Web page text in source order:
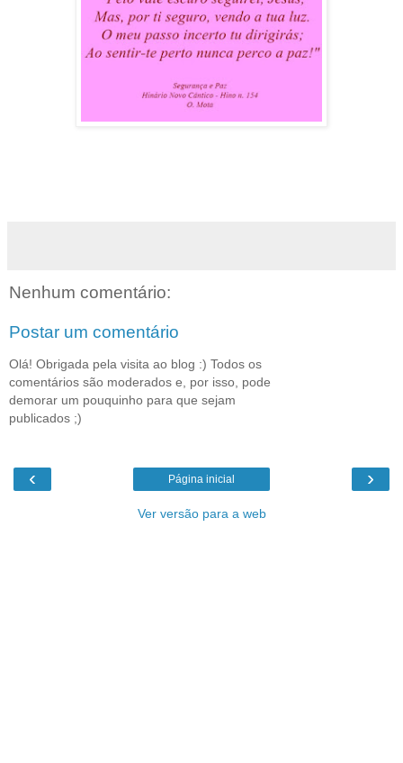
Nenhum comentário:
Postar um comentário
Olá! Obrigada pela visita ao blog :) Todos os
comentários são moderados e, por isso, pode
demorar um pouquinho para que sejam
publicados ;)
‹ ›
Página inicial
Ver versão para a web